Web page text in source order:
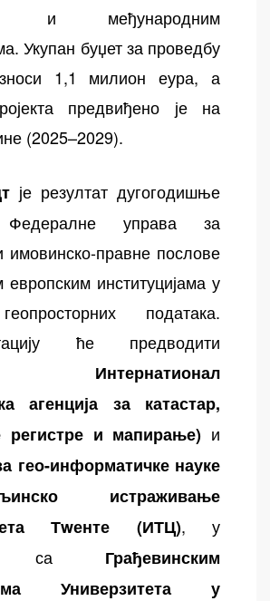
и међународним
Укупан буџет за проведбу
1,1 милион еура, а
предвиђено је на
(2025–2029).
је резултат дугогодишње
управа за
имовинско-правне послове
институцијама у
података.
ће предводити
Интернатионал
агенција за катастар,
и мапирање) и
гео-информатичке науке
истраживање
Тwенте (ИТЦ), у
са Грађевинским
Универзитета у